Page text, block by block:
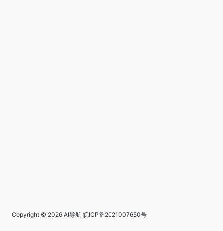
Copyright © 2026 AI导航 皖ICP备2021007650号